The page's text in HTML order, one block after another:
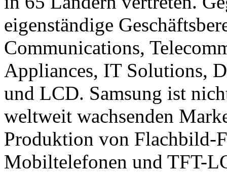
eigenständige
Communications,
Appliances, IT Solutions,
und LCD. Samsung ist
weltweit wachsenden
Produktion von Flachbild-
Mobiltelefonen und TFT-